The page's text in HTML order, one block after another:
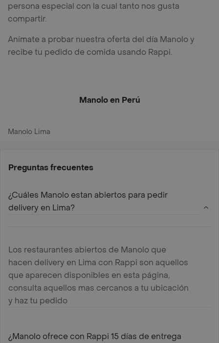
persona especial con la cual tanto nos gusta
compartir.
Anímate a probar nuestra oferta del día Manolo y
recibe tu pedido de comida usando Rappi.
Manolo en Perú
Manolo Lima
Preguntas frecuentes
¿Cuáles Manolo estan abiertos para pedir
delivery en Lima?
Los restaurantes abiertos de Manolo que
hacen delivery en Lima con Rappi son aquellos
que aparecen disponibles en esta página,
consulta aquellos mas cercanos a tu ubicación
y haz tu pedido
¿Manolo ofrece con Rappi 15 días de entrega